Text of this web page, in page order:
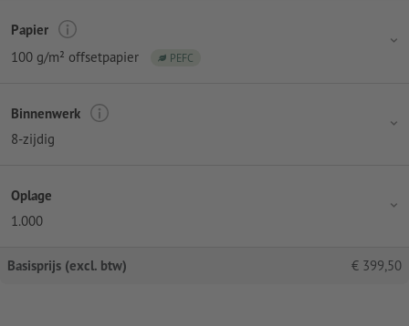
Papier
100 g/m² offsetpapier
PEFC
Binnenwerk
8-zijdig
Oplage
1.000
Basisprijs (excl. btw) € 399,50